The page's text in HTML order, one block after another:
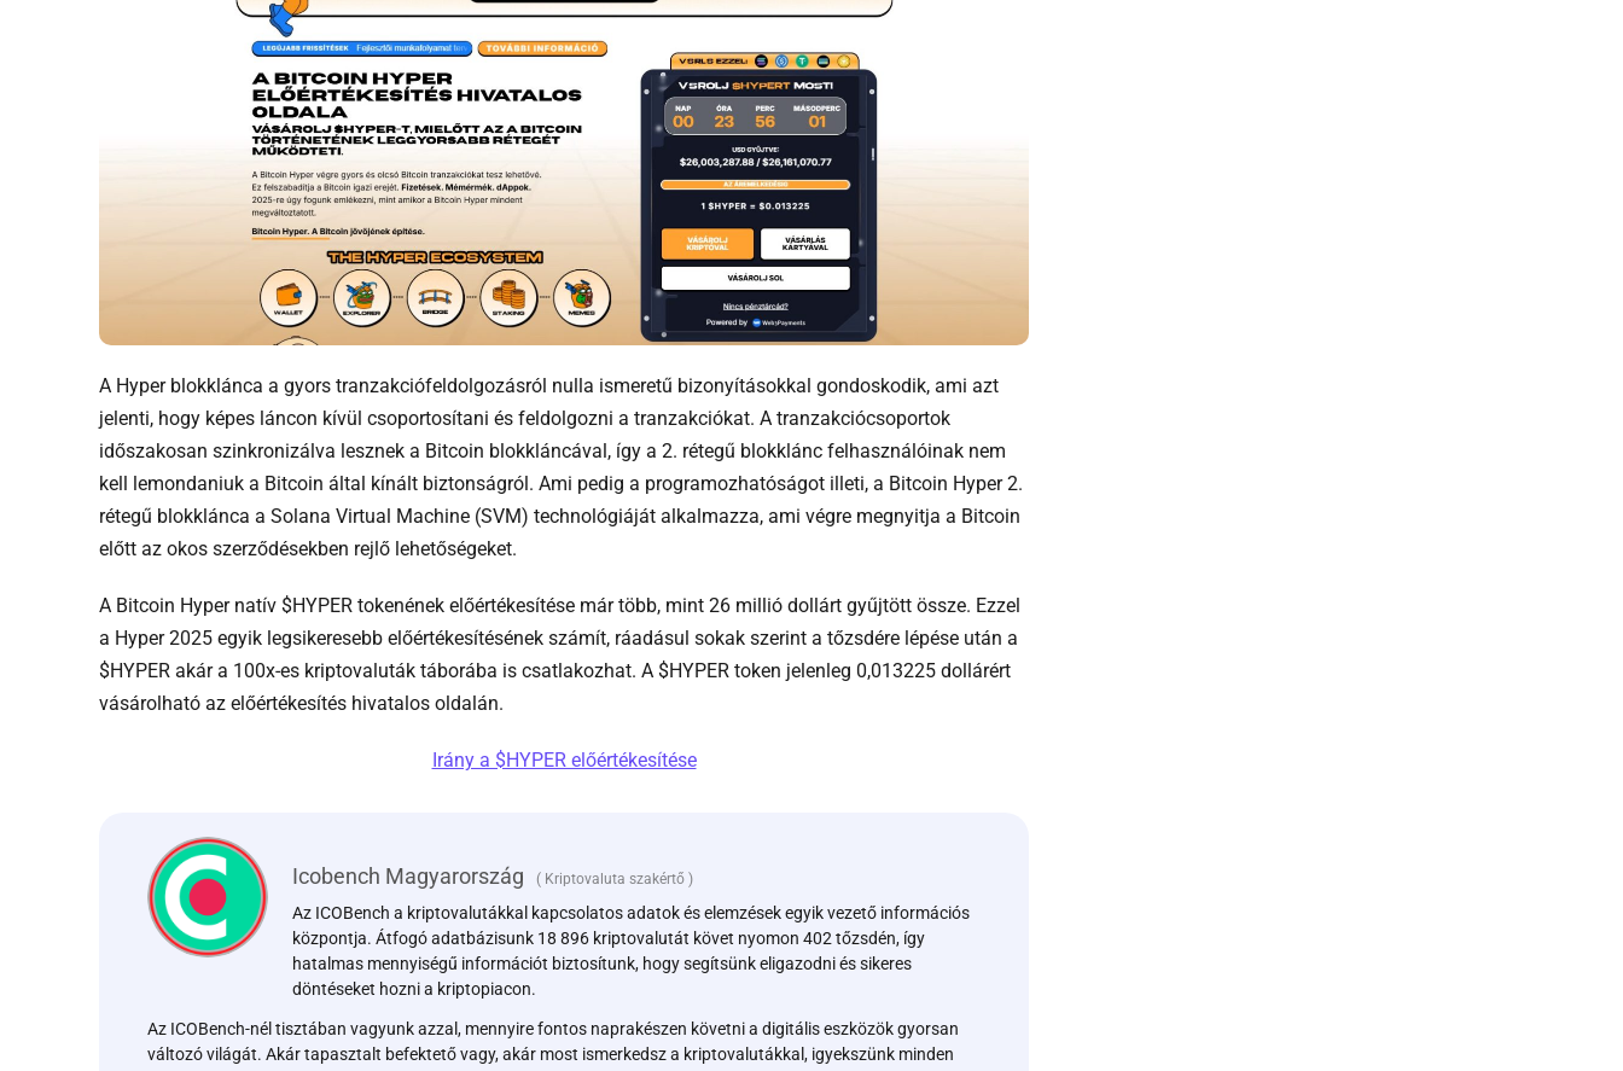
tarcak
A Hyper blokklánca a gyors tranzakciófeldolgozásról nulla ismeretű bizonyításokkal gondoskodik, ami azt
jelenti, hogy képes láncon kívül csoportosítani és feldolgozni a tranzakciókat. A tranzakciócsoportok
időszakosan szinkronizálva lesznek a Bitcoin blokkláncával, így a 2. rétegű blokklánc felhasználóinak nem
kell lemondaniuk a Bitcoin által kínált biztonságról. Ami pedig a programozhatóságot illeti, a Bitcoin Hyper 2.
rétegű blokklánca a Solana Virtual Machine (SVM) technológiáját alkalmazza, ami végre megnyitja a Bitcoin
előtt az okos szerződésekben rejlő lehetőségeket.
A Bitcoin Hyper natív $HYPER tokenének előértékesítése már több, mint 26 millió dollárt gyűjtött össze. Ezzel
a Hyper 2025 egyik legsikeresebb előértékesítésének számít, ráadásul sokak szerint a tőzsdére lépése után a
$HYPER akár a 100x-es kriptovaluták táborába is csatlakozhat. A $HYPER token jelenleg 0,013225 dollárért
vásárolható az előértékesítés hivatalos oldalán.
Irány a $HYPER előértékesítése-
Icobench Magyarország ( Kriptovaluta szakértő )
Az ICOBench a kriptovalutákkal kapcsolatos adatok és elemzések egyik vezető információs
központja. Átfogó adatbázisunk 18 896 kriptovalutát követ nyomon 402 tőzsdén, így
hatalmas mennyiségű információt biztosítunk, hogy segítsünk eligazodni és sikeres
döntéseket hozni a kriptopiacon.
Az ICOBench-nél tisztában vagyunk azzal, mennyire fontos naprakészen követni a digitális eszközök gyorsan
változó világát. Akár tapasztalt befektető vagy, akár most ismerkedsz a kriptovalutákkal, igyekszünk minden